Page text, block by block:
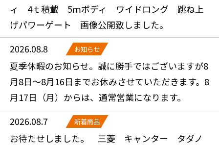
ィ 4ｔ積載 5ｍボディ ワイドロング 跳ね上
げパワーゲート 画像公開致しました。
2026.08.8
お知らせ
夏季休暇のお知らせ。誠に勝手ではございますが8
月8日～8月16日までお休みさせていただきます。8
月17日（月）からは、通常営業になります。
2026.08.7
新着商品
お待たせしました。 三菱 キャンター タダノ